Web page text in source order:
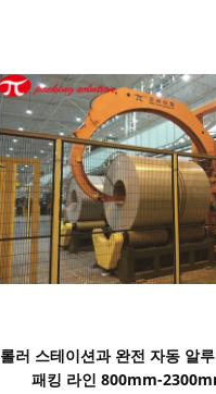
롤러 스테이션과 완전 자동 알
패킹 라인 800mm-